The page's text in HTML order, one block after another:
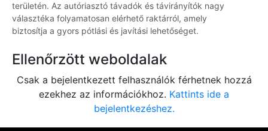
területén. Az autóriasztó távadók és távirányítók nagy
választéka folyamatosan elérhető raktárról, amely
biztosítja a gyors pótlási és javítási lehetőséget.
Ellenőrzött weboldalak
Csak a bejelentkezett felhasználók férhetnek hozzá
ezekhez az információkhoz. Kattints ide a
bejelentkezéshez.